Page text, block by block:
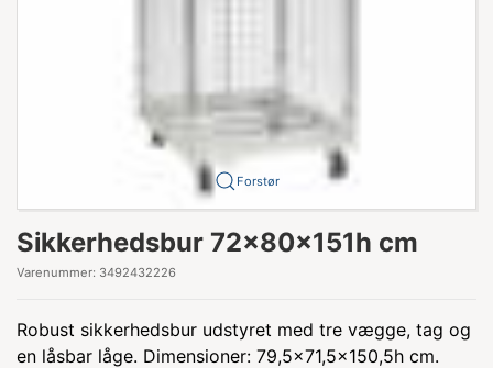
Forstør
Sikkerhedsbur 72x80x151h cm
Varenummer: 3492432226
Robust sikkerhedsbur udstyret med tre vægge, tag og
en låsbar låge. Dimensioner: 79,5x71,5x150,5h cm.